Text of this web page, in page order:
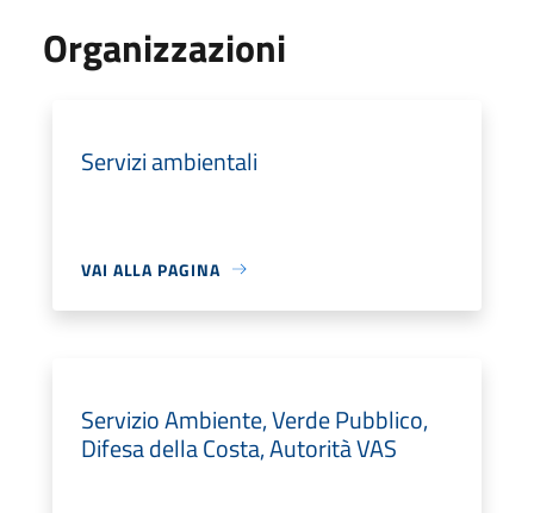
Organizzazioni
Servizi ambientali
VAI ALLA PAGINA
Servizio Ambiente, Verde Pubblico,
Difesa della Costa, Autorità VAS